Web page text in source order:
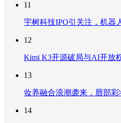
11
宇树科技IPO引关注，机器
12
Kimi K3开源破局与AI开放
13
妆养融合浪潮袭来，唇部
14